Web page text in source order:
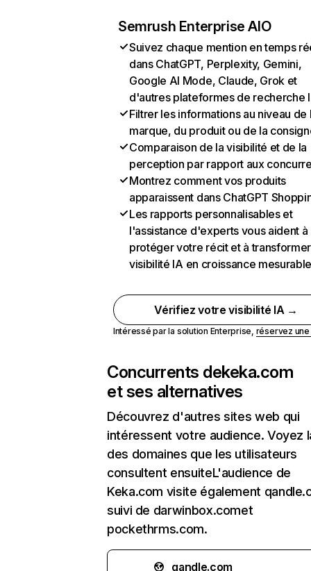
Semrush Enterprise AIO
Suivez chaque mention en temps
dans ChatGPT, Perplexity, Gemini,
Google AI Mode, Claude, Grok et
d'autres plateformes de recherche
Filtrer les informations au niveau de
marque, du produit ou de la
Comparaison de la visibilité et de la
perception par rapport aux
Montrez comment vos produits
apparaissent dans ChatGPT
Les rapports personnalisables et
l'assistance d'experts vous aident à
protéger votre récit et à
visibilité IA en croissance
Vérifiez votre visibilité IA →
Intéressé par la solution Enterprise, réservez
Concurrents dekeka.com
et ses alternatives
Découvrez d'autres sites web qui
intéressent votre audience. Voyez
des domaines que les utilisateurs
consultent ensuiteL'audience de
Keka.com visite également
suivi de darwinbox.comet
pockethrms.com.
qandle.com